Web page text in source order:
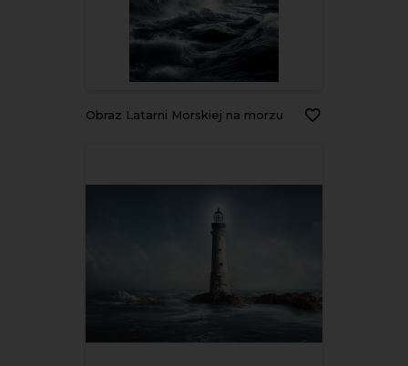
Obraz Latarni Morskiej na morzu